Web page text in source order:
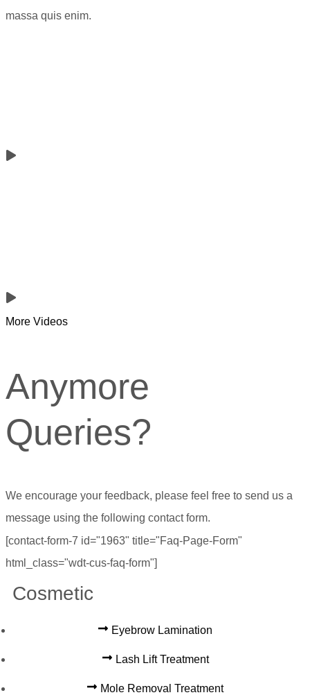
massa quis enim.
More Videos
Anymore
Queries?
We encourage your feedback, please feel free to send us a
message using the following contact form.
[contact-form-7 id="1963" title="Faq-Page-Form"
html_class="wdt-cus-faq-form"]
Cosmetic
Eyebrow Lamination
Lash Lift Treatment
Mole Removal Treatment